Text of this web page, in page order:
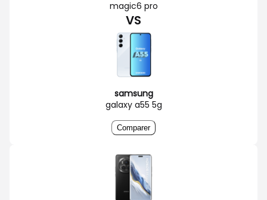
magic6 pro
VS
samsung
galaxy a55 5g
Comparer